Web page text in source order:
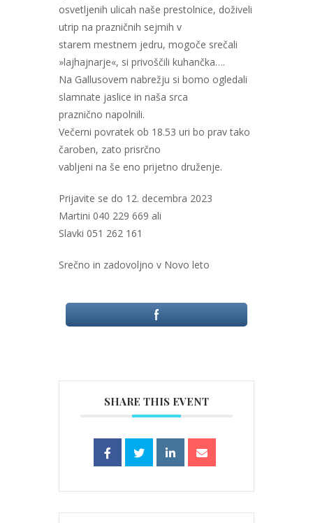
osvetljenih ulicah naše prestolnice, doživeli
utrip na prazničnih sejmih v
starem mestnem jedru, mogoče srečali
»lajhajnarje«, si privoščili kuhančka….
Na Gallusovem nabrežju si bomo ogledali
slamnate jaslice in naša srca
praznično napolnili.
Večerni povratek ob 18.53 uri bo prav tako
čaroben, zato prisrčno
vabljeni na še eno prijetno druženje.
Prijavite se do 12. decembra 2023
Martini 040 229 669 ali
Slavki 051 262 161
Srečno in zadovoljno v Novo leto
SHARE THIS EVENT